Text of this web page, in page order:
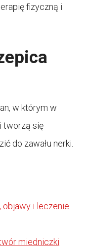
fizyczną i
w którym w
tworzą się
do zawału nerki.
objawy i leczenie
miedniczki